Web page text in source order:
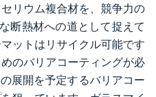
リウム複合材を、競争力の
断熱材への道として捉えて
ットはリサイクル可能です
のバリアコーティングが必
展開を予定するバリアコー